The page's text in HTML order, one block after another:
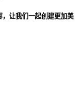
让我们一起创建更加美